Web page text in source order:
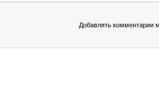
Добавлять комментарии